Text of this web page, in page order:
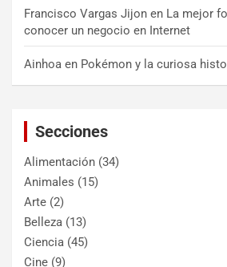
Francisco Vargas Jijon en La mejor
conocer un negocio en Internet
Ainhoa en Pokémon y la curiosa
Secciones
Alimentación (34)
Animales (15)
Arte (2)
Belleza (13)
Ciencia (45)
Cine (9)